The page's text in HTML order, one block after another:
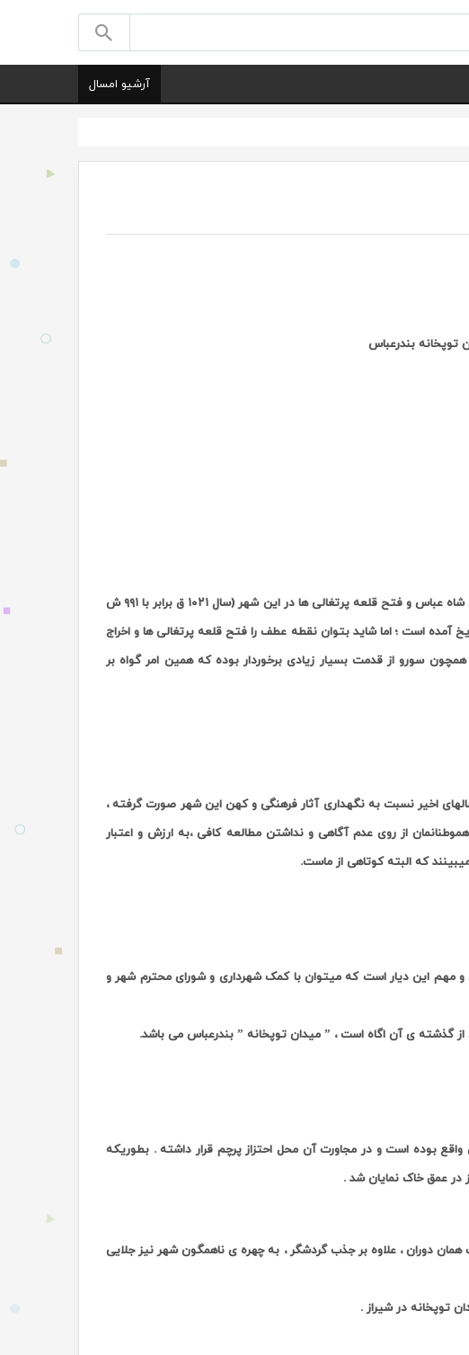
آرشیو امسال
توپخانه بندرعباس
عباس و فتح قلعه پرتغالی ها در این شهر (سال ۱۰۲۱ ق برابر با ۹۹۱ش
آمده است ؛ اما شاید بتوان نقطه عطف را فتح قلعه پرتغالی ها و اخراج
سورو از قدمت بسیار زیادی برخوردار بوده که همین امر گواه بر
اخیر نسبت به نگهداری آثار فرهنگی و کهن این شهر صورت گرفته ،
از روی عدم آگاهی و نداشتن مطالعه کافی ،به ارزش و اعتبار
که البته کوتاهی از ماست.
و مهم این دیار است که میتوان با کمک‌ شهرداری و شورای محترم شهر و
گذشته ی آن اگاه است ، ” میدان توپخانه ” بندرعباس می باشد.
واقع بوده است و در مجاورت آن محل احتزاز پرچم قرار داشته . بطوریکه
در عمق خاک نمایان شد .
دوران ، علاوه بر جذب گردشگر ، به چهره ی ناهمگون شهر نیز جلایی
توپخانه در شیراز .